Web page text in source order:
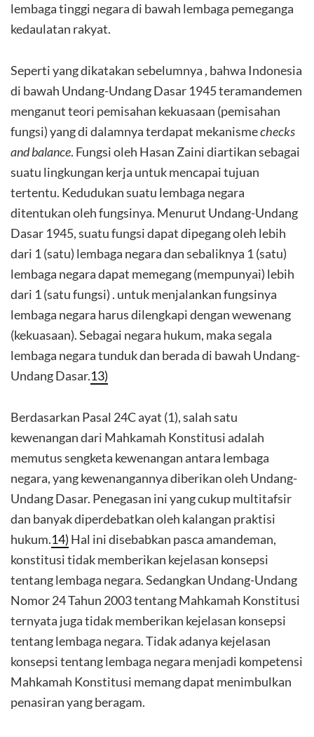
lembaga tinggi negara di bawah lembaga pemeganga
kedaulatan rakyat.
Seperti yang dikatakan sebelumnya , bahwa Indonesia
di bawah Undang-Undang Dasar 1945 teramandemen
menganut teori pemisahan kekuasaan (pemisahan
fungsi) yang di dalamnya terdapat mekanismechecks
and balance. Fungsi oleh Hasan Zaini diartikan sebagai
suatu lingkungan kerja untuk mencapai tujuan
tertentu. Kedudukan suatu lembaga negara
ditentukan oleh fungsinya. Menurut Undang-Undang
Dasar 1945, suatu fungsi dapat dipegang oleh lebih
dari 1 (satu) lembaga negara dan sebaliknya 1 (satu)
lembaga negara dapat memegang (mempunyai) lebih
dari 1 (satu fungsi) . untuk menjalankan fungsinya
lembaga negara harus dilengkapi dengan wewenang
(kekuasaan). Sebagai negara hukum, maka segala
lembaga negara tunduk dan berada di bawah Undang-
Undang Dasar.13)
Berdasarkan Pasal 24C ayat (1), salah satu
kewenangan dari Mahkamah Konstitusi adalah
memutus sengketa kewenangan antara lembaga
negara, yang kewenangannya diberikan oleh Undang-
Undang Dasar. Penegasan ini yang cukup multitafsir
dan banyak diperdebatkan oleh kalangan praktisi
hukum.14) Hal ini disebabkan pasca amandeman,
konstitusi tidak memberikan kejelasan konsepsi
tentang lembaga negara. Sedangkan Undang-Undang
Nomor 24 Tahun 2003 tentang Mahkamah Konstitusi
ternyata juga tidak memberikan kejelasan konsepsi
tentang lembaga negara. Tidak adanya kejelasan
konsepsi tentang lembaga negara menjadi kompetensi
Mahkamah Konstitusi memang dapat menimbulkan
penasiran yang beragam.